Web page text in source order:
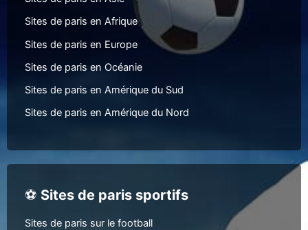
Sites de paris en Afrique
Sites de paris en Europe
Sites de paris en Océanie
Sites de paris en Amérique du Sud
Sites de paris en Amérique du Nord
⚽ Sites de paris sportifs
Sites de paris sur le football